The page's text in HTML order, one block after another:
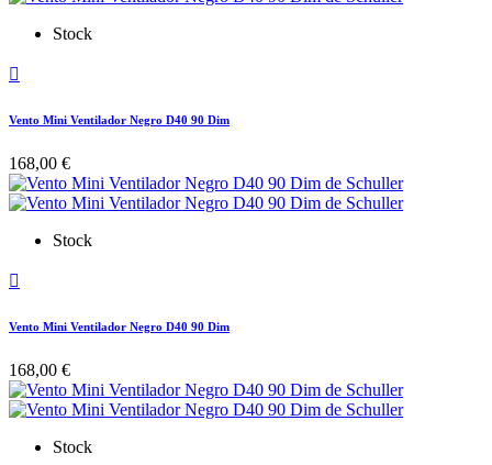
Stock

Vento Mini Ventilador Negro D40 90 Dim
168,00 €
Stock

Vento Mini Ventilador Negro D40 90 Dim
168,00 €
Stock